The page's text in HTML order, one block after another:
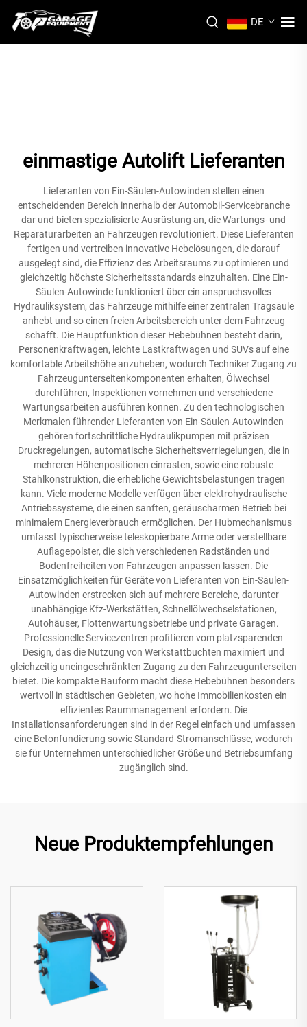
DE
einmastige Autolift Lieferanten
Lieferanten von Ein-Säulen-Autowinden stellen einen
entscheidenden Bereich innerhalb der Automobil-Servicebranche
dar und bieten spezialisierte Ausrüstung an, die Wartungs- und
Reparaturarbeiten an Fahrzeugen revolutioniert. Diese Lieferanten
fertigen und vertreiben innovative Hebelösungen, die darauf
ausgelegt sind, die Effizienz des Arbeitsraums zu optimieren und
gleichzeitig höchste Sicherheitsstandards einzuhalten. Eine Ein-
Säulen-Autowinde funktioniert über ein anspruchsvolles
Hydrauliksystem, das Fahrzeuge mithilfe einer zentralen Tragsäule
anhebt und so einen freien Arbeitsbereich unter dem Fahrzeug
schafft. Die Hauptfunktion dieser Hebebühnen besteht darin,
Personenkraftwagen, leichte Lastkraftwagen und SUVs auf eine
komfortable Arbeitshöhe anzuheben, wodurch Techniker Zugang zu
Fahrzeugunterseitenkomponenten erhalten, Ölwechsel
durchführen, Inspektionen vornehmen und verschiedene
Wartungsarbeiten ausführen können. Zu den technologischen
Merkmalen führender Lieferanten von Ein-Säulen-Autowinden
gehören fortschrittliche Hydraulikpumpen mit präzisen
Druckregelungen, automatische Sicherheitsverriegelungen, die in
mehreren Höhenpositionen einrasten, sowie eine robuste
Stahlkonstruktion, die erhebliche Gewichtsbelastungen tragen
kann. Viele moderne Modelle verfügen über elektrohydraulische
Antriebssysteme, die einen sanften, geräuscharmen Betrieb bei
minimalem Energieverbrauch ermöglichen. Der Hubmechanismus
umfasst typischerweise teleskopierbare Arme oder verstellbare
Auflagepolster, die sich verschiedenen Radständen und
Bodenfreiheiten von Fahrzeugen anpassen lassen. Die
Einsatzmöglichkeiten für Geräte von Lieferanten von Ein-Säulen-
Autowinden erstrecken sich auf mehrere Bereiche, darunter
unabhängige Kfz-Werkstätten, Schnellölwechselstationen,
Autohäuser, Flottenwartungsbetriebe und private Garagen.
Professionelle Servicezentren profitieren vom platzsparenden
Design, das die Nutzung von Werkstattbuchten maximiert und
gleichzeitig uneingeschränkten Zugang zu den Fahrzeugunterseiten
bietet. Die kompakte Bauform macht diese Hebebühnen besonders
wertvoll in städtischen Gebieten, wo hohe Immobilienkosten ein
effizientes Raummanagement erfordern. Die
Installationsanforderungen sind in der Regel einfach und umfassen
eine Betonfundierung sowie Standard-Stromanschlüsse, wodurch
sie für Unternehmen unterschiedlicher Größe und Betriebsumfang
zugänglich sind.
Neue Produktempfehlungen